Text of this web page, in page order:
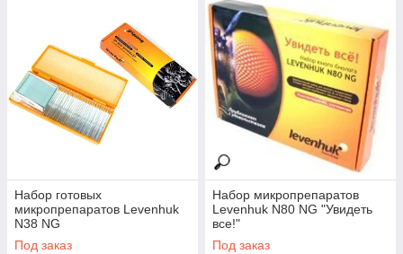
Набор готовых
микропрепаратов Levenhuk
N38 NG
Под заказ
Набор микропрепаратов
Levenhuk N80 NG "Увидеть
все!"
Под заказ